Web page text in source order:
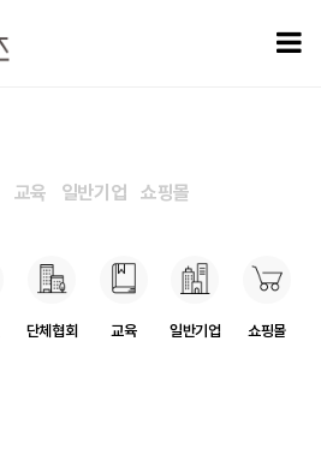
교육 일반기업 쇼핑몰
단체협회 교육 일반기업 쇼핑몰